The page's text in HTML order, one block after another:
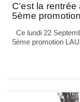
C’est la
5ème
Ce lundi 22
5ème promotion